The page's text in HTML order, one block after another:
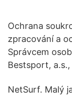
Ochrana
zpracování a
Správcem
Bestsport, a.s.,
NetSurf. Malý